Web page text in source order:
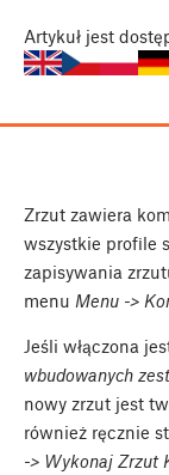
Artykuł jest
Zrzut zawiera
wszystkie profile
zapisywania
menu Menu ->
Jeśli włączona
wbudowanych
nowy zrzut jest
również ręcznie
-> Wykonaj Zrzut